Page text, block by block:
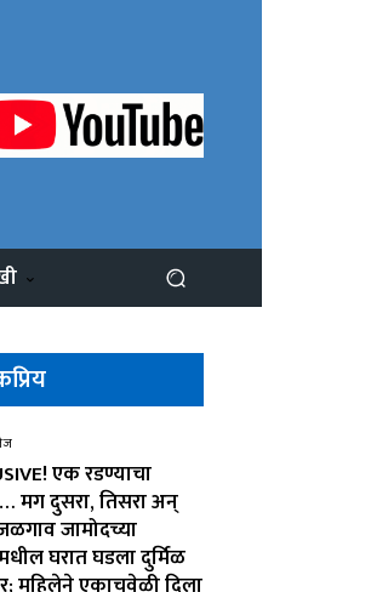
एक रडण्याचा
मग दुसरा, तिसरा अन्
जामोदच्या
घरात घडला दुर्मिळ